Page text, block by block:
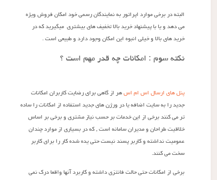
البته در برخی موارد اپراتور به نمایندگان رسمی خود امکان فروش ویژه
می دهد و یا با پیشنهاد خرید بالا تخفیف های بیشتری میگیرید که در
خرید های بالا و خیلی انبوه این امکان وجود دارد و طبیعی است .
نکته سوم : امکانات چه قدر مهم است ؟
پنل های ارسال اس ام اسهر از گاهی برای رضایت کاربران امکانات
جدید را به سایت اضافه یا در ورژن های جدید استفاده از امکانات را ساده
تر می کنند برخی از این خدمات بر حسب نیاز مشتری و برخی بر اساس
خلاقیت طراحان و مدیران سامانه است , که در بسیاری از موارد چندان
عمومیت نداشته و کاربر پسند نیست حتی یده شده کار را برای کاربر
سخت می کنند.
برخی از امکانات حتی حالت فانتزی داشته و کاربرد آنها واقعا درک نمی